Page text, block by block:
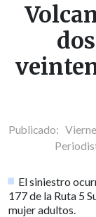
Publicado:
El siniestro
177 de la Ruta 5
mujer adultos.